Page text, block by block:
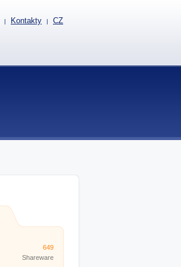
649
Shareware
| Kontakty | CZ